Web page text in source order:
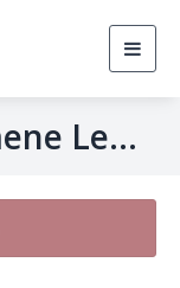
Half jaarlijkse Algemene Leden Vergadering